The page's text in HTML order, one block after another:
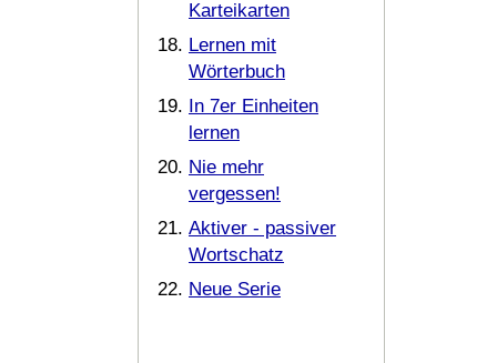
Karteikarten
Lernen mit
Wörterbuch
In 7er Einheiten
lernen
Nie mehr
vergessen!
Aktiver - passiver
Wortschatz
Neue Serie